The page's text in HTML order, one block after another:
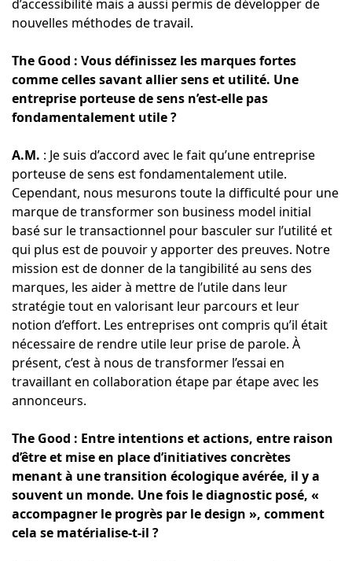
d’accessibilité mais a aussi permis de développer de
nouvelles méthodes de travail.
The Good : Vous définissez les marques fortes
comme celles savant allier sens et utilité. Une
entreprise porteuse de sens n’est-elle pas
fondamentalement utile ?
A.M. : Je suis d’accord avec le fait qu’une entreprise
porteuse de sens est fondamentalement utile.
Cependant, nous mesurons toute la difficulté pour une
marque de transformer son business model initial
basé sur le transactionnel pour basculer sur l’utilité et
qui plus est de pouvoir y apporter des preuves. Notre
mission est de donner de la tangibilité au sens des
marques, les aider à mettre de l’utile dans leur
stratégie tout en valorisant leur parcours et leur
notion d’effort. Les entreprises ont compris qu’il était
nécessaire de rendre utile leur prise de parole. À
présent, c’est à nous de transformer l’essai en
travaillant en collaboration étape par étape avec les
annonceurs.
The Good : Entre intentions et actions, entre raison
d’être et mise en place d’initiatives concrètes
menant à une transition écologique avérée, il y a
souvent un monde. Une fois le diagnostic posé, «
accompagner le progrès par le design », comment
cela se matérialise-t-il ?